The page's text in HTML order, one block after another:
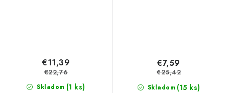
Skladom (1 ks)
€11,39
€22,76
Skladom (15 ks)
€7,59
€25,42